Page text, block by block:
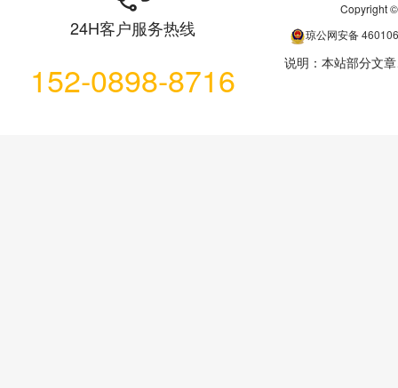
24H客户服务热线
152-0898-8716
Copyright
琼公网安备
说明：本站部分文